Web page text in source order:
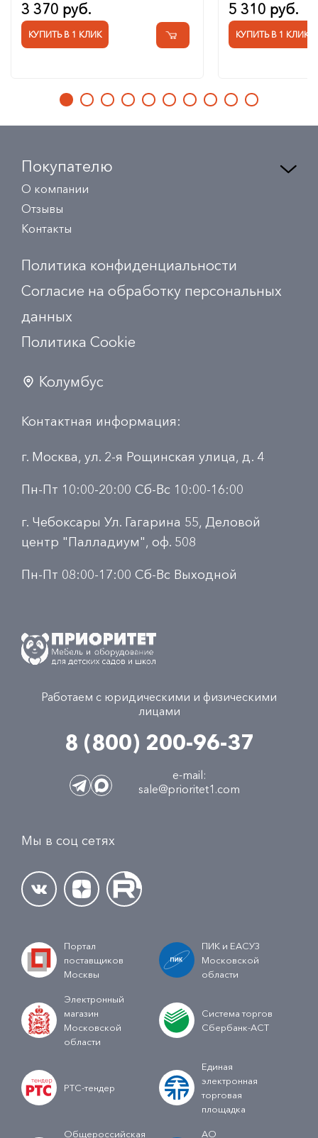
3 370 руб.
КУПИТЬ В 1 КЛИК
5 310 руб.
КУПИТЬ В 1 КЛИК
Покупателю
О компании
Отзывы
Контакты
Политика конфиденциальности
Согласие на обработку персональных
данных
Политика Сookie
Колумбус
Контактная информация:
г. Москва, ул. 2-я Рощинская улица, д. 4
Пн-Пт 10:00-20:00 Сб-Вс 10:00-16:00
г. Чебоксары Ул. Гагарина 55, Деловой
центр "Палладиум", оф. 508
Пн-Пт 08:00-17:00 Сб-Вс Выходной
Работаем с юридическими и физическими
лицами
8 (800) 200-96-37
e-mail:
sale@prioritet1.com
Мы в соц сетях
Портал
поставщиков
Москвы
ПИК и ЕАСУЗ
Московской
области
Электронный
магазин
Московской
области
Система торгов
Сбербанк-АСТ
РТС-тендер
Единая
электронная
торговая
площадка
Общероссийская АО